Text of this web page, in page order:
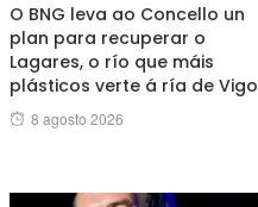
O BNG leva ao Concello un
plan para recuperar o
Lagares, o río que máis
plásticos verte á ría de Vigo
Posted
8 agosto 2026